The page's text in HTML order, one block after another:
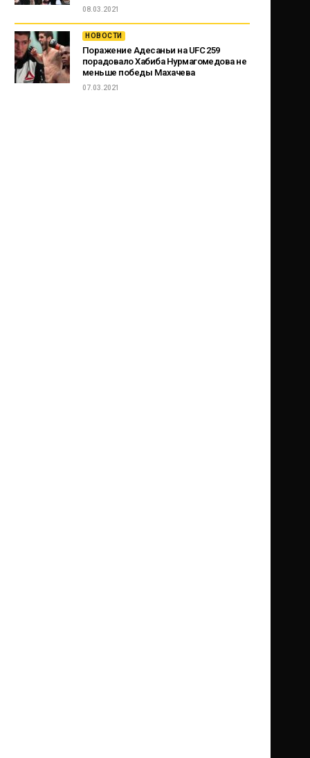
08.03.2021
НОВОСТИ
Поражение Адесаньи на UFC 259
порадовало Хабиба Нурмагомедова не
меньше победы Махачева
07.03.2021